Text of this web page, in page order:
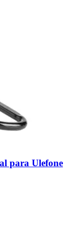
para Ulefone